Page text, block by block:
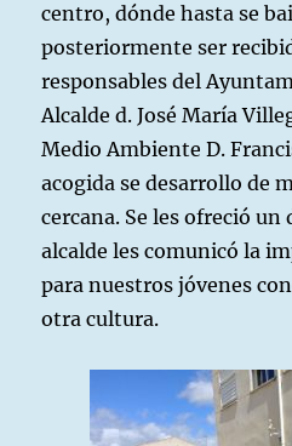
centro, dónde hasta se
posteriormente ser
responsables del
Alcalde d. José María
Medio Ambiente D.
acogida se desarrollo de
cercana. Se les ofreció un
alcalde les comunicó la
para nuestros jóvenes
otra cultura.